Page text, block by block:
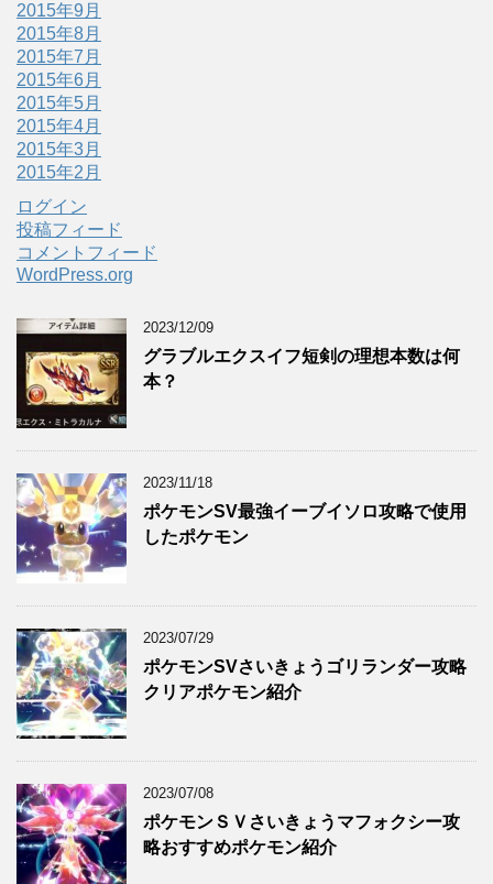
2015年9月
2015年8月
2015年7月
2015年6月
2015年5月
2015年4月
2015年3月
2015年2月
ログイン
投稿フィード
コメントフィード
WordPress.org
2023/12/09
グラブルエクスイフ短剣の理想本数は何
本？
2023/11/18
ポケモンSV最強イーブイソロ攻略で使用
したポケモン
2023/07/29
ポケモンSVさいきょうゴリランダー攻略
クリアポケモン紹介
2023/07/08
ポケモンＳＶさいきょうマフォクシー攻
略おすすめポケモン紹介